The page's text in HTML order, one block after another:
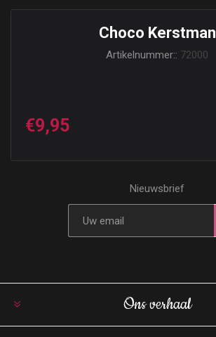
Choco Kerstman
Artikelnummer:: 72000
€9,95
Nieuwsbrief
Ons verhaal